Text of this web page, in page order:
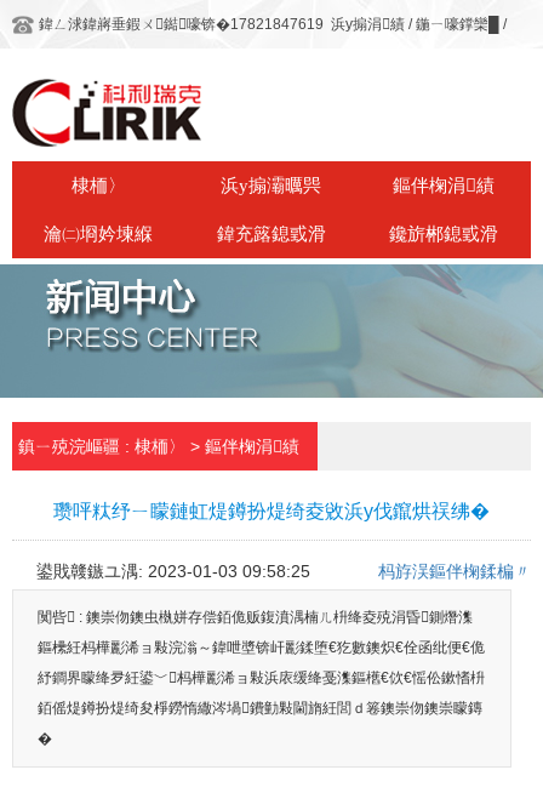
鍏ㄥ浗鍏嶈垂鍜ㄨ鐑嚎锛�17821847619 浜у搧涓績 /鍦ㄧ嚎鐣欒█ /
棣栭〉 浜у搧灞曞巺 鏂伴椈涓績
瀹㈡埛妗堜緥 鍏充簬鎴戜滑 鑱旂郴鎴戜滑
鎮ㄧ殑浣嶇疆 : 棣栭〉 > 鏂伴椈涓績
瓒呯粏纾ㄧ矇鏈虹煶鐏扮煶绮夌敓浜у伐鑹烘祦绋�
鍙戝竷鏃ユ湡: 2023-01-03 09:58:25 杩斿洖鏂伴椈鍒楄〃
闃呰 : 鐭崇伆鐭虫槸姘存偿銆佹贩鍑濆湡楠ㄦ枡绛夌殑涓昏鍘熸潗
鏂欙紝杩樺彲浠ョ敤浣滃～鍏呭墏锛屽彲鍒堕€犵數鐭炽€佺函纰便€佹
紓鐧界矇绛夛紝鍙﹀杩樺彲浠ョ敤浜庡缓绛戞潗鏂欍€佽€愮伀鏉愭枡
銆傜煶鐏扮煶绮夋棦鐒惰繖涔堝鐨勭敤閫旓紝閭ｄ箞鐭崇伆鐭崇矇鏄
�